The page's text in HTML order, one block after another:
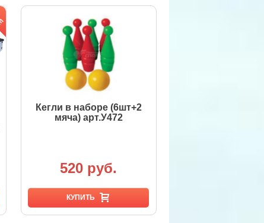
Кегли в наборе (6шт+2
мяча) арт.У472
520 руб.
КУПИТЬ